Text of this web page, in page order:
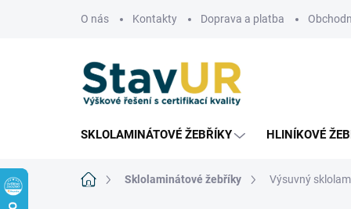
O nás Kontakty Doprava a platba
SKLOLAMINÁTOVÉ ŽEBŘÍKY HLINÍKOVÉ
Domů Sklolaminátové žebříky Výsuvný